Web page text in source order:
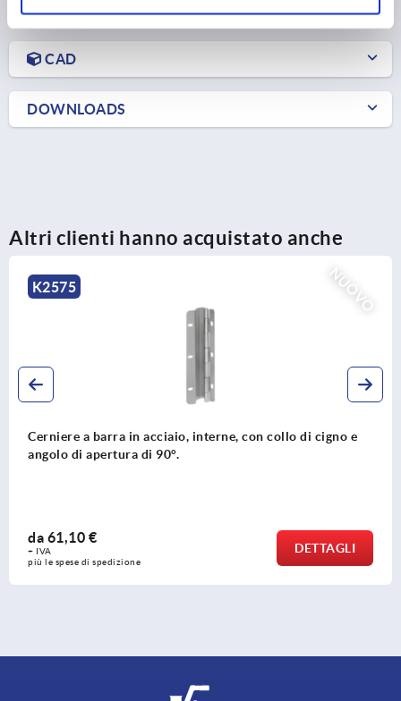
DETTAGLI PRODOTTO
CAD
DOWNLOADS
Altri clienti hanno acquistato anche
NUOVO
collo di cigno e
DETTAGLI
Cerniere a barra in acciaio inox o
più le spese di spedizione